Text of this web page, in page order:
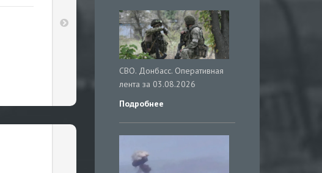
СВО. Донбасс. Оперативная
лента за 03.08.2026
Подробнее